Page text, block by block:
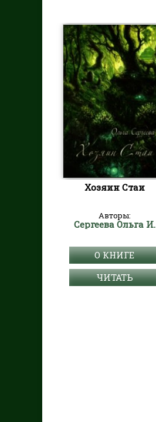
Хозяин Стаи
Авторы:
Сергеева Ольга И.
О КНИГЕ
ЧИТАТЬ